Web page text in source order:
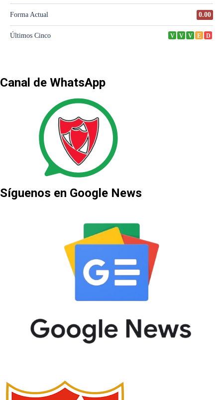
Canal de WhatsApp
Síguenos en Google News